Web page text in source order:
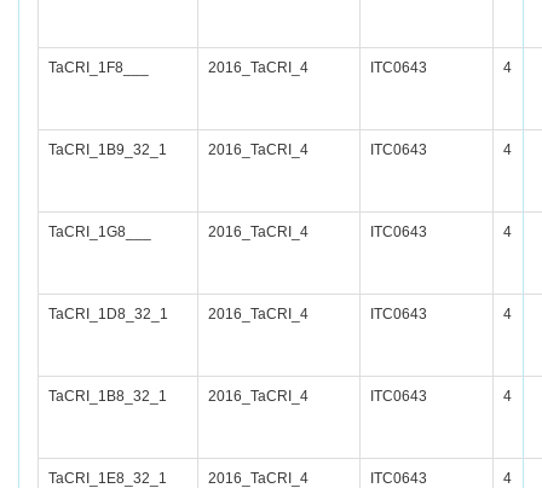
TaCRI_1F8___ 2016_TaCRI_4 ITC0643 4
TaCRI_1B9_32_1 2016_TaCRI_4 ITC0643 4
TaCRI_1G8___ 2016_TaCRI_4 ITC0643 4
TaCRI_1D8_32_1 2016_TaCRI_4 ITC0643 4
TaCRI_1B8_32_1 2016_TaCRI_4 ITC0643 4
TaCRI_1E8_32_1 2016_TaCRI_4 ITC0643 4